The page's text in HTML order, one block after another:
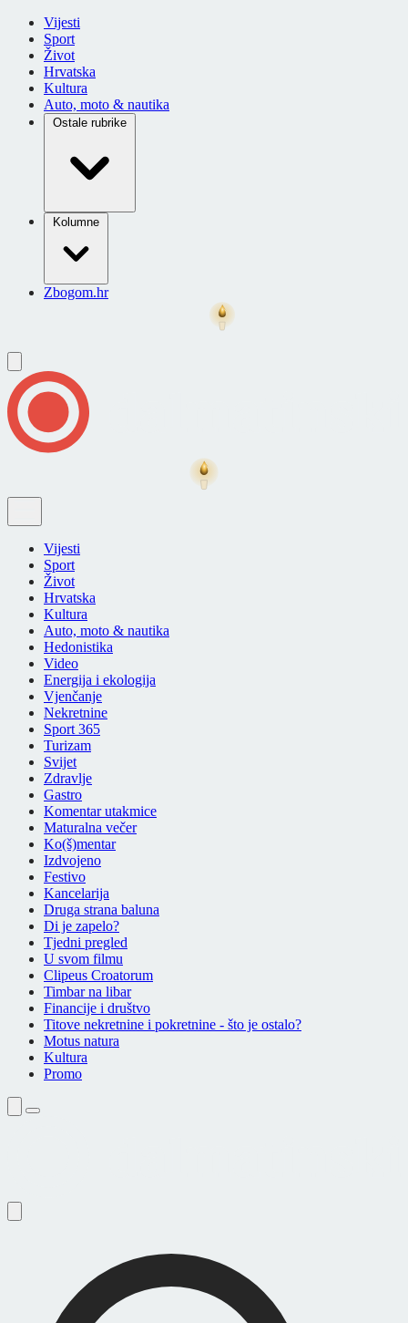
Vijesti
Sport
Život
Hrvatska
Kultura
Auto, moto & nautika
Ostale rubrike
Kolumne
Zbogom.hr
Vijesti
Sport
Život
Hrvatska
Kultura
Auto, moto & nautika
Hedonistika
Video
Energija i ekologija
Vjenčanje
Nekretnine
Sport 365
Turizam
Svijet
Zdravlje
Gastro
Komentar utakmice
Maturalna večer
Ko(š)mentar
Izdvojeno
Festivo
Kancelarija
Druga strana baluna
Di je zapelo?
Tjedni pregled
U svom filmu
Clipeus Croatorum
Timbar na libar
Financije i društvo
Titove nekretnine i pokretnine - što je ostalo?
Motus natura
Kultura
Promo